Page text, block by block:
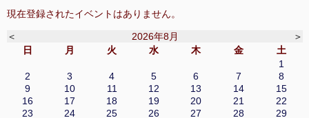
現在登録されたイベントはありません。
＜ 2026年8月
＞
日
月 火 水 木 金
土
1
2
3 4 5 6 7
8
9
10 11 12 13 14
15
16
17 18 19 20 21
22
23
24 25 26 27 28
29